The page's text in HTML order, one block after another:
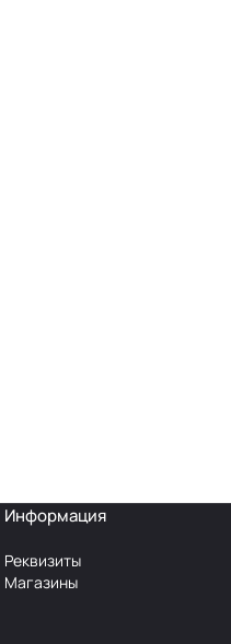
Информация
Реквизиты
Магазины